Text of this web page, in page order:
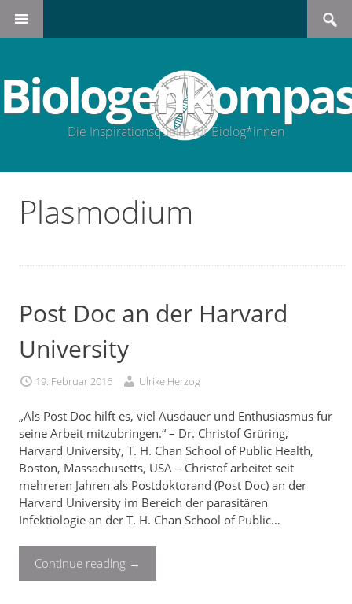
Search
for:
SKIP
Die Inspirationsquelle für Biolog*innen
Plasmodium
Post Doc an der Harvard
University
19. Februar 2016 Ulrike Herzog
„Als Post Doc hilft es, viel Ausdauer und Enthusiasmus für
seine Arbeit mitzubringen.“ – Dr. Christof Grüring,
Harvard University, T. H. Chan School of Public Health,
Boston, Massachusetts, USA – Christof arbeitet seit
mehreren Jahren als Postdoktorand (Post Doc) an der
Harvard University im Bereich der parasitären
Infektiologie an der T. H. Chan School of Public…
Continue reading →